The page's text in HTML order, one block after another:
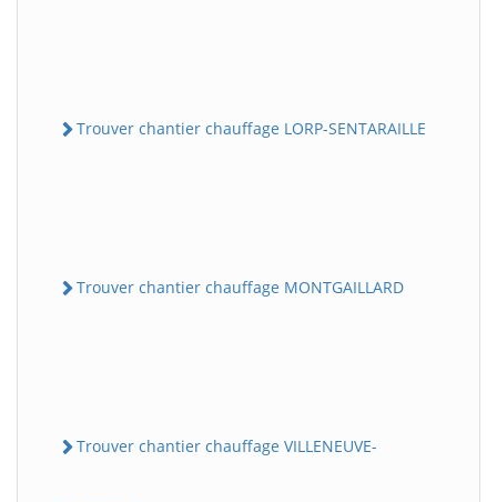
Trouver chantier chauffage LORP-SENTARAILLE
Trouver chantier chauffage MONTGAILLARD
Trouver chantier chauffage VILLENEUVE-